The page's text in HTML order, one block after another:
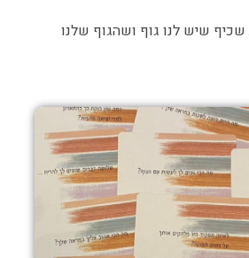
שכיף שיש לנו גוף ושהגוף שלנו